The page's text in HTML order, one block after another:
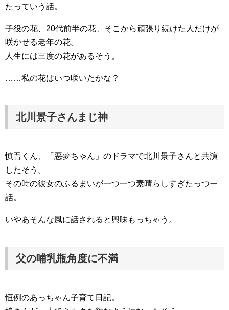
たっていう話。
子役の花、20代前半の花、そこから頑張り続けた人だけが
咲かせる老年の花。
人生には三度の花があるそう。
……私の花はいつ咲いたかな？
北川景子さんまじ神
慎吾くん、「悪夢ちゃん」のドラマで北川景子さんと共演
したそう。
その時の彼女のふるまいが一つ一つ素晴らしすぎたっつー
話。
いやあそんな風に話されると興味もっちゃう。
父の哺乳瓶角度に不満
恒例のあっちゃん子育て日記。